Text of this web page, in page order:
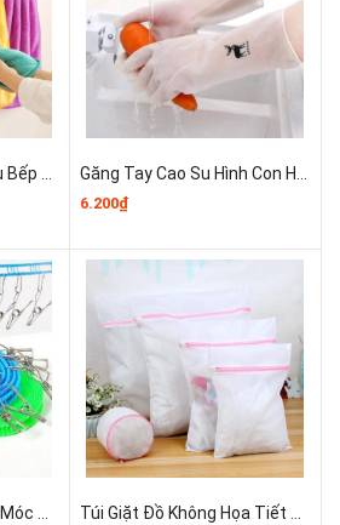
Khăn Lau Tay Khăn Lau Bếp Treo Tường Vệ Sinh Đa Năng A0412 Găng Tay Cao Su Hình Con Hươu Siêu Dai Siêu Bền A3423
6.200₫
Dây Phơi Quần Áo Dây Móc Treo Quần Áo Thông Minh Rút Gọn 5m A1321 Túi Giặt Đồ Không Họa Tiết A3541